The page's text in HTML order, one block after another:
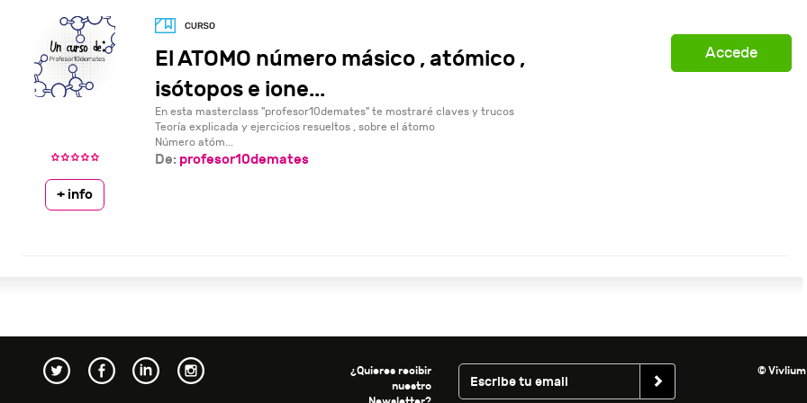
El ATOMO número másico , atómico ,
isótopos e ione...
En esta masterclass "profesor10demates" te mostraré claves y trucos
Teoría explicada y ejercicios resueltos , sobre el átomo
Número atóm...
Accede
+ info
De: profesor10demates
¿Quieres recibir
nuestro
© Vivlium